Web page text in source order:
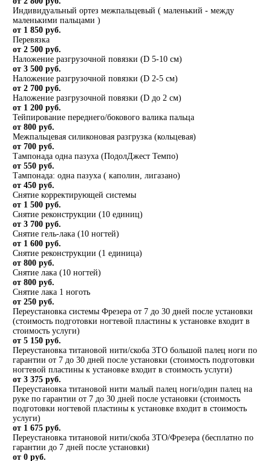
Индивидуальный ортез межпальцевый ( маленький - между
маленькими пальцами )
от 1 850 руб.
Перевязка
от 2 500 руб.
Наложение разгрузочной повязки (D 5-10 см)
от 3 500 руб.
Наложение разгрузочной повязки (D 2-5 см)
от 2 700 руб.
Наложение разгрузочной повязки (D до 2 см)
от 1 200 руб.
Тейпирование переднего/бокового валика пальца
от 800 руб.
Межпальцевая силиконовая разгрузка (кольцевая)
от 700 руб.
Тампонада одна пазуха (ПодолДжест Темпо)
от 550 руб.
Тампонада: одна пазуха ( каполин, лигазано)
от 450 руб.
Снятие корректирующей системы
от 1 500 руб.
Снятие реконструкции (10 единиц)
от 3 700 руб.
Снятие гель-лака (10 ногтей)
от 1 600 руб.
Снятие реконструкции (1 единица)
от 800 руб.
Снятие лака (10 ногтей)
от 800 руб.
Снятие лака 1 ноготь
от 250 руб.
Переустановка системы Фрезера от 7 до 30 дней после установки
(стоимость подготовки ногтевой пластины к установке входит в
стоимость услуги)
от 5 150 руб.
Переустановка титановой нити/скоба 3ТО большой палец ноги по
гарантии от 7 до 30 дней после установки (стоимость подготовки
ногтевой пластины к установке входит в стоимость услуги)
от 3 375 руб.
Переустановка титановой нити малый палец ноги/один палец на
руке по гарантии от 7 до 30 дней после установки (стоимость
подготовки ногтевой пластины к установке входит в стоимость
услуги)
от 1 675 руб.
Переустановка титановой нити/скоба 3ТО/Фрезера (бесплатно по
гарантии до 7 дней после установки)
от 0 руб.